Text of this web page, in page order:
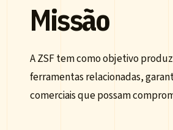
Missão
A ZSF tem como objetivo
ferramentas relacionadas,
comerciais que possam